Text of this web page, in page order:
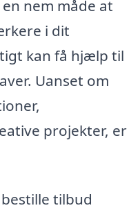
nem måde at
i dit
kan få hjælp til
Uanset om
projekter, er
tilbud